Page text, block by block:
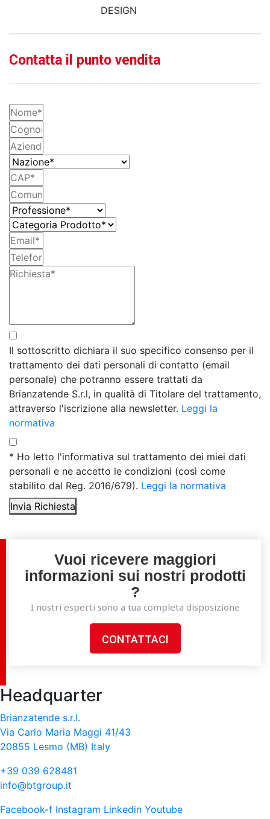
Contatta il punto vendita
Il sottoscritto dichiara il suo specifico consenso per il
trattamento dei dati personali di contatto (email
personale) che potranno essere trattati da
Brianzatende S.r.l, in qualità di Titolare del trattamento,
attraverso l'iscrizione alla newsletter. Leggi la
normativa
* Ho letto l'informativa sul trattamento dei miei dati
personali e ne accetto le condizioni (così come
stabilito dal Reg. 2016/679). Leggi la normativa
Invia Richiesta
Vuoi ricevere maggiori
informazioni sui nostri prodotti
?
I nostri esperti sono a tua completa disposizione
CONTATTACI
Headquarter
Brianzatende s.r.l.
Via Carlo Maria Maggi 41/43
20855 Lesmo (MB) Italy
+39 039 628481
info@btgroup.it
Facebook-f Instagram Linkedin Youtube